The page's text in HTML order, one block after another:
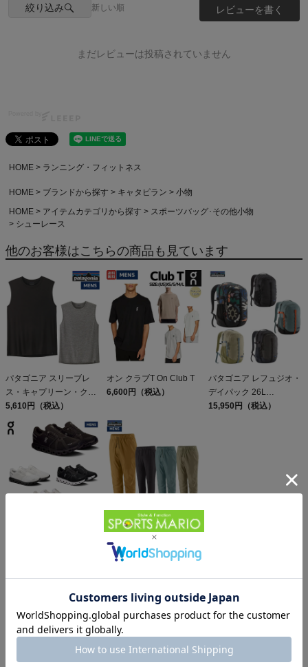
絞り込み 新しい順 レビューを書く
まだレビューは投稿されていません
HOME ランニング・フィットネス
HOME ブランドから探す キャタピラン
小物
HOME
アイテムカテゴリから探す
スポーツバッグ･その他小物
シューレース
他のお客様はこちらの商品も見ています
パタゴニア スリーブレ
ス・キャプリーン・クー
ル・デイリー・シャツ
Patagonia Sleeveless
Capilene Cool Daily
5,610円（税込）
オン クラブT On Club T
6,600円（税込）
パタゴニア レフュジオ・
デイパック 26L
PATAGONIA REFUGIO
15,950円（税込）
パタゴニア メンズ・テル
ボンヌ・ジョガーズ
PATAGONIA MS
12,584円（税込）
同じカテゴリのおすすめ商品